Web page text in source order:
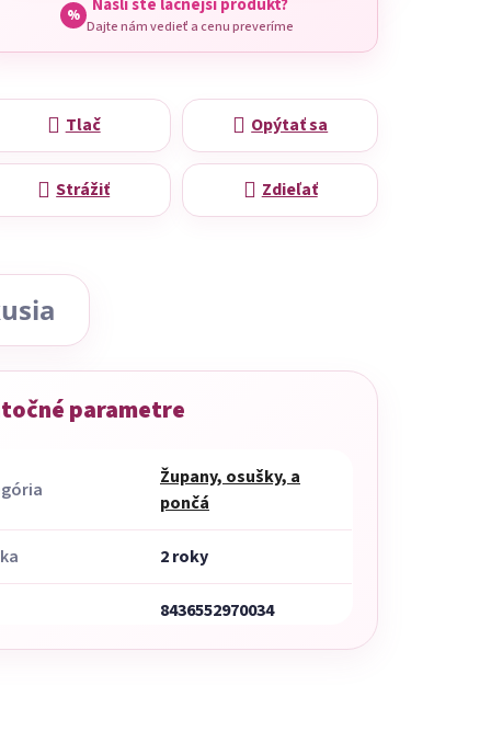
% Našli ste lacnejší produkt?
Dajte nám vedieť a cenu preveríme
Tlač Opýtať sa
Strážiť Zdieľať
parametre
Župany, osušky, a
pončá
2 roky
8436552970034